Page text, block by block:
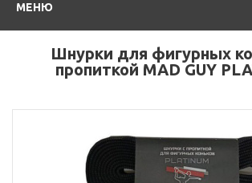
МЕНЮ
Шнурки для фигурных
пропиткой MAD GUY